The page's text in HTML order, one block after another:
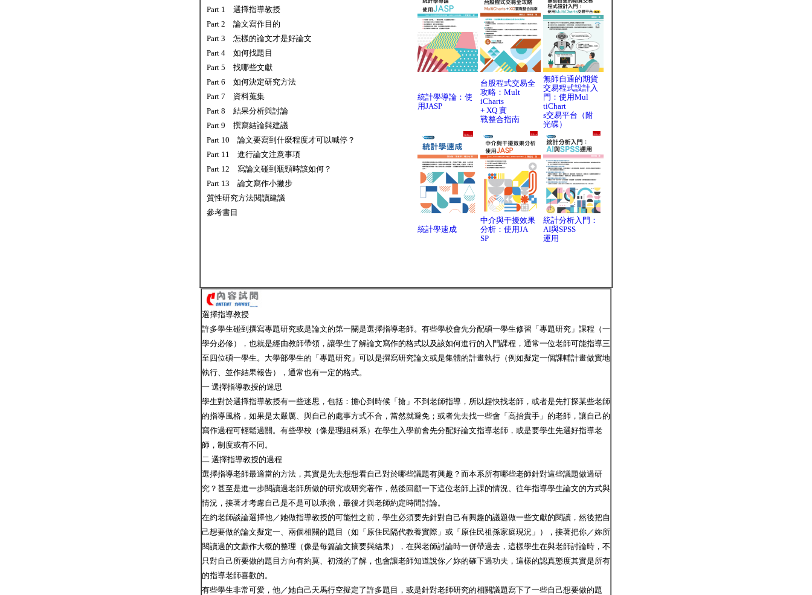
Part 1 選擇指導教授
Part 2 論文寫作目的
Part 3 怎樣的論文才是好論文
Part 4 如何找題目
Part 5 找哪些文獻
Part 6 如何決定研究方法
Part 7 資料蒐集
Part 8 結果分析與討論
Part 9 撰寫結論與建議
Part 10 論文要寫到什麼程度才可以喊停？
Part 11 進行論文注意事項
Part 12 寫論文碰到瓶頸時該如何？
Part 13 論文寫作小撇步
質性研究方法閱讀建議
參考書目
統計學導論：使
用JASP
台股程式交易全
攻略：Mult
iCharts
+ XQ 實
戰整合指南
無師自通的期貨
交易程式設計入
門：使用Mul
tiChart
s交易平台（附
光碟）
統計學速成
中介與干擾效果
分析：使用JA
SP
統計分析入門：
AI與SPSS
運用
選擇指導教授
許多學生碰到撰寫專題研究或是論文的第一關是選擇指導老師。有些學校會先分配碩一學生修習「專題研究」課程（一
學分必修），也就是經由教師帶領，讓學生了解論文寫作的格式以及該如何進行的入門課程，通常一位老師可能指導三
至四位碩一學生。大學部學生的「專題研究」可以是撰寫研究論文或是集體的計畫執行（例如擬定一個課輔計畫做實地
執行、並作結果報告），通常也有一定的格式。
一 選擇指導教授的迷思
學生對於選擇指導教授有一些迷思，包括：擔心到時候「搶」不到老師指導，所以趕快找老師，或者是先打探某些老師
的指導風格，如果是太嚴厲、與自己的處事方式不合，當然就避免；或者先去找一些會「高抬貴手」的老師，讓自己的
寫作過程可輕鬆過關。有些學校（像是理組科系）在學生入學前會先分配好論文指導老師，或是要學生先選好指導老
師，制度或有不同。
二 選擇指導教授的過程
選擇指導老師最適當的方法，其實是先去想想看自己對於哪些議題有興趣？而本系所有哪些老師針對這些議題做過研
究？甚至是進一步閱讀過老師所做的研究或研究著作，然後回顧一下這位老師上課的情況、往年指導學生論文的方式與
情況，接著才考慮自己是不是可以承擔，最後才與老師約定時間討論。
在約老師談論選擇他／她做指導教授的可能性之前，學生必須要先針對自己有興趣的議題做一些文獻的閱讀，然後把自
己想要做的論文擬定一、兩個相關的題目（如「原住民隔代教養實際」或「原住民祖孫家庭現況」），接著把你／妳所
閱讀過的文獻作大概的整理（像是每篇論文摘要與結果），在與老師討論時一併帶過去，這樣學生在與老師討論時，不
只對自己所要做的題目方向有約莫、初淺的了解，也會讓老師知道說你／妳的確下過功夫，這樣的認真態度其實是所有
的指導老師喜歡的。
有些學生非常可愛，他／她自己天馬行空擬定了許多題目，或是針對老師研究的相關議題寫下了一些自己想要做的題